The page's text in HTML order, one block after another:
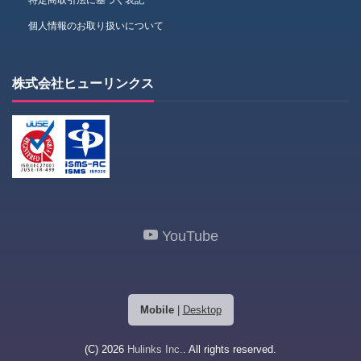
個人情報のお取り扱いについて
株式会社ヒューリンクス
YouTube
Mobile| Desktop
(C) 2026 Hulinks Inc. . All rights reserved.